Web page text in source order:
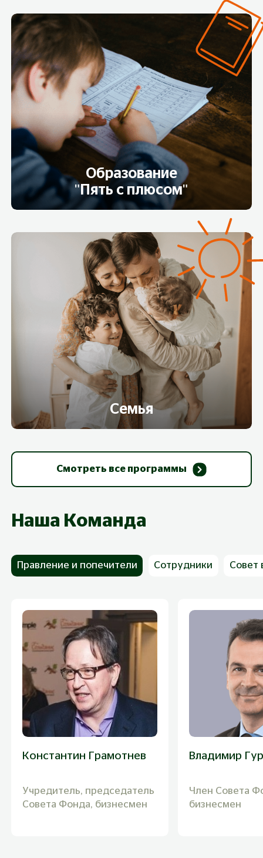
Смотреть все программы
Образование
"Пять с плюсом"
Семья
Наша Команда
Правление и попечители Сотрудники Совет
Константин Грамотнев
Учредитель, председатель
Совета Фонда, бизнесмен
Владимир
Член Совета
бизнесмен